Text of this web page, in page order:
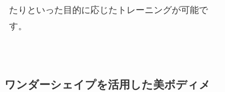
たりといった目的に応じたトレーニングが可能で
す。
ワンダーシェイプを活用した美ボディメ